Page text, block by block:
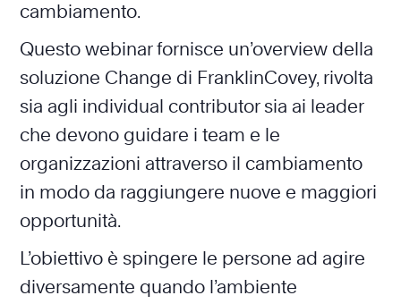
cambiamento.
Questo webinar fornisce un’overview della
soluzione Change di FranklinCovey, rivolta
sia agli individual contributor sia ai leader
che devono guidare i team e le
organizzazioni attraverso il cambiamento
in modo da raggiungere nuove e maggiori
opportunità.
L’obiettivo è spingere le persone ad agire
diversamente quando l’ambiente